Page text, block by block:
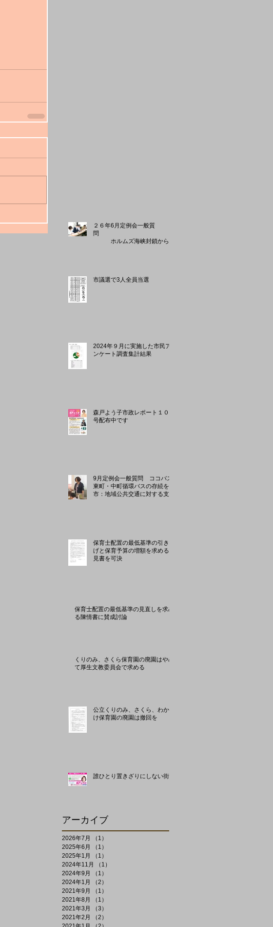
２６年6月定例会一般質
問
ホルムズ海峡封鎖から営
市議選で3人全員当選
2024年９月に実施した市民ア
ンケート調査集計結果
森戸よう子市政レポート１０月
号配布中です
9月定例会一般質問 ココバス
東町・中町循環バスの存続を
市：地域公共交通に対する支援
保育士配置の最低基準の引き上
げと保育予算の増額を求める意
見書を可決
保育士配置の最低基準の見直しを求め
る陳情書に賛成討論
くりのみ、さくら保育園の廃園はやめ
て厚生文教委員会で求める
公立くりのみ、さくら、わかた
け保育園の廃園は撤回を
誰ひとり置きざりにしない街に
アーカイブ
2026年7月 （1）
2025年6月
（1）
2025年1月
（1）
2024年11月
（1）
2024年9月
（1）
2024年1月
（2）
2021年9月
（1）
2021年8月
（1）
2021年3月
（3）
2021年2月
（2）